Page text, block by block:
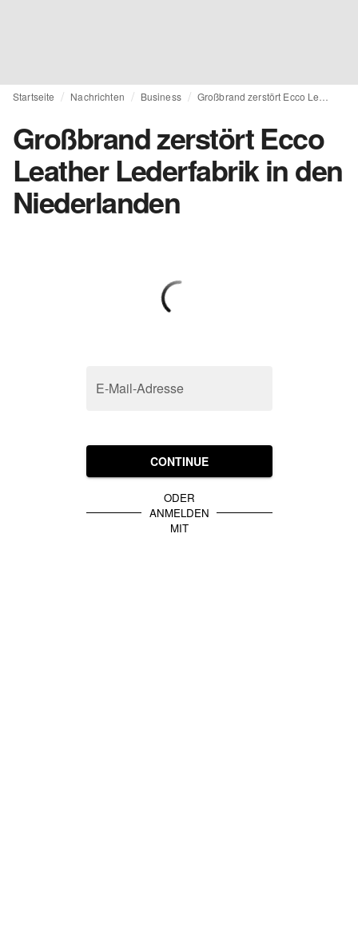
Startseite Nachrichten Business
Großbrand zerstört Ecco
Leather Lederfabrik in den
Niederlanden
E-Mail-Adresse
CONTINUE
ODER
ANMELDEN
MIT